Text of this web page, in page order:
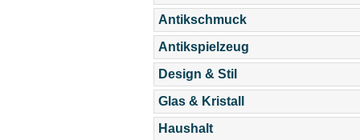
Antikschmuck
Antikspielzeug
Design & Stil
Glas & Kristall
Haushalt